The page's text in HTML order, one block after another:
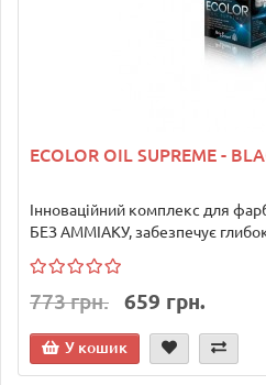
ECOLOR OIL SUPREME -
Інноваційний комплекс для
БЕЗ АММІАКУ, забезпечує
773 грн. 659 грн.
У кошик